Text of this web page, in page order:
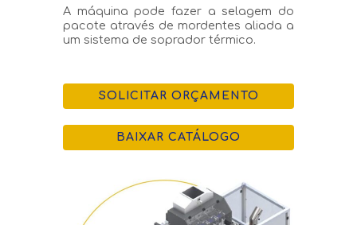
A máquina pode fazer a selagem do
pacote através de mordentes aliada a
um sistema de soprador térmico.
SOLICITAR ORÇAMENTO
BAIXAR CATÁLOGO